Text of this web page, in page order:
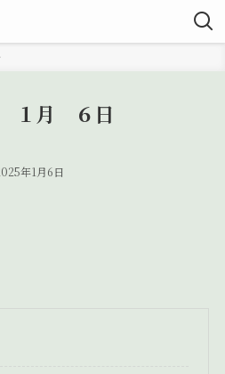
１月 ６日
年1月6日